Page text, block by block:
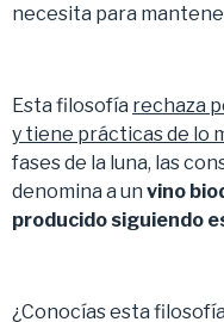
necesita para
Esta filosofía rechaza
y tiene prácticas de lo
fases de la luna, las
denomina a un vino
producido siguiendo
¿Conocías esta